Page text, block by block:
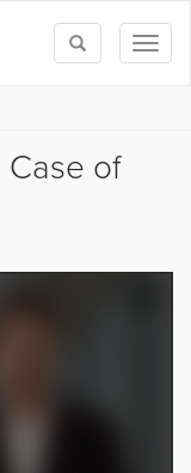
Toggle
search
Case of